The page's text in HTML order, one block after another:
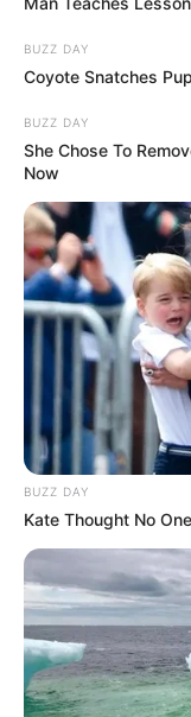
BUZZ DAY
Coyote Snatches
BUZZ DAY
She Chose To
Now
BUZZ DAY
Kate Thought No